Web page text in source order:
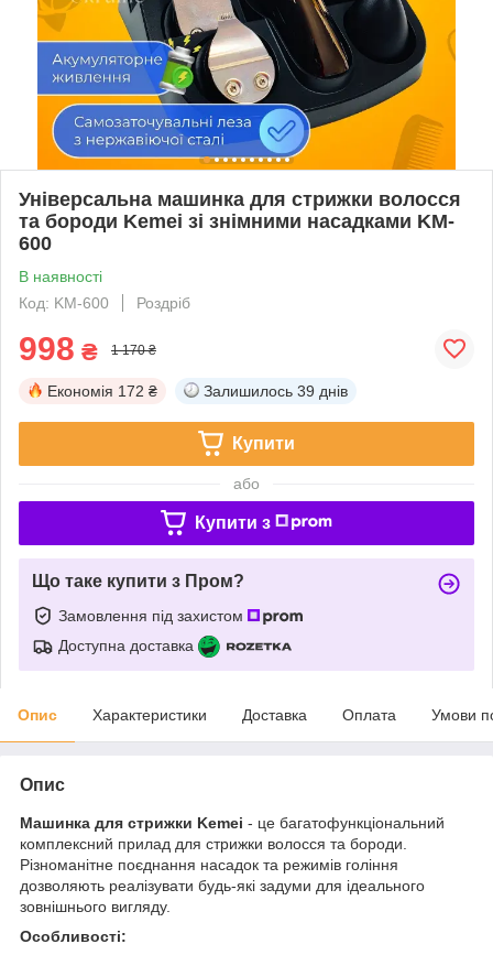
Універсальна машинка для стрижки волосся
та бороди Kemei зі знімними насадками KM-
600
В наявності
Код: KM-600
Роздріб
998 ₴ 1 170 ₴
Економія 172 ₴ Залишилось 39 днів
Купити
або
Купити з
Що таке купити з Пром?
Замовлення під захистом
Доступна доставка
Опис Характеристики Доставка Оплата Умови
Опис
Машинка для стрижки Kemei - це багатофункціональний
комплексний прилад для стрижки волосся та бороди.
Різноманітне поєднання насадок та режимів гоління
дозволяють реалізувати будь-які задуми для ідеального
зовнішнього вигляду.
Особливості: